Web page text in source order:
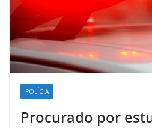
POLÍCIA
Procurado por